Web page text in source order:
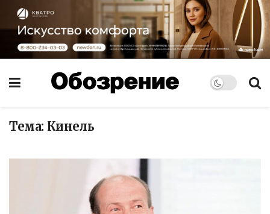
Тема: Кинель